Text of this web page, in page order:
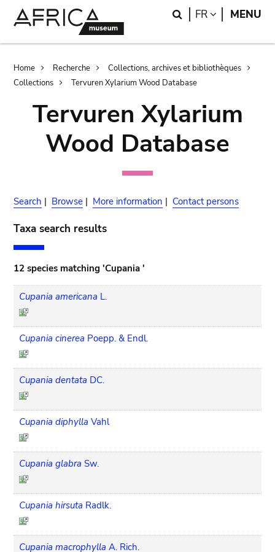
Search
FR LANGUAGE
MENU
Breadcrumb
Home Recherche
Collections, archives et bibliothèques
Collections
Tervuren Xylarium Wood Database
Tervuren Xylarium
Wood Database
Search | Browse | More information | Contact persons
Taxa search results
12 species matching 'Cupania '
Cupania americana L.
Cupania cinerea Poepp. & Endl.
Cupania dentata DC.
Cupania diphylla Vahl
Cupania glabra Sw.
Cupania hirsuta Radlk.
Cupania macrophylla A. Rich.